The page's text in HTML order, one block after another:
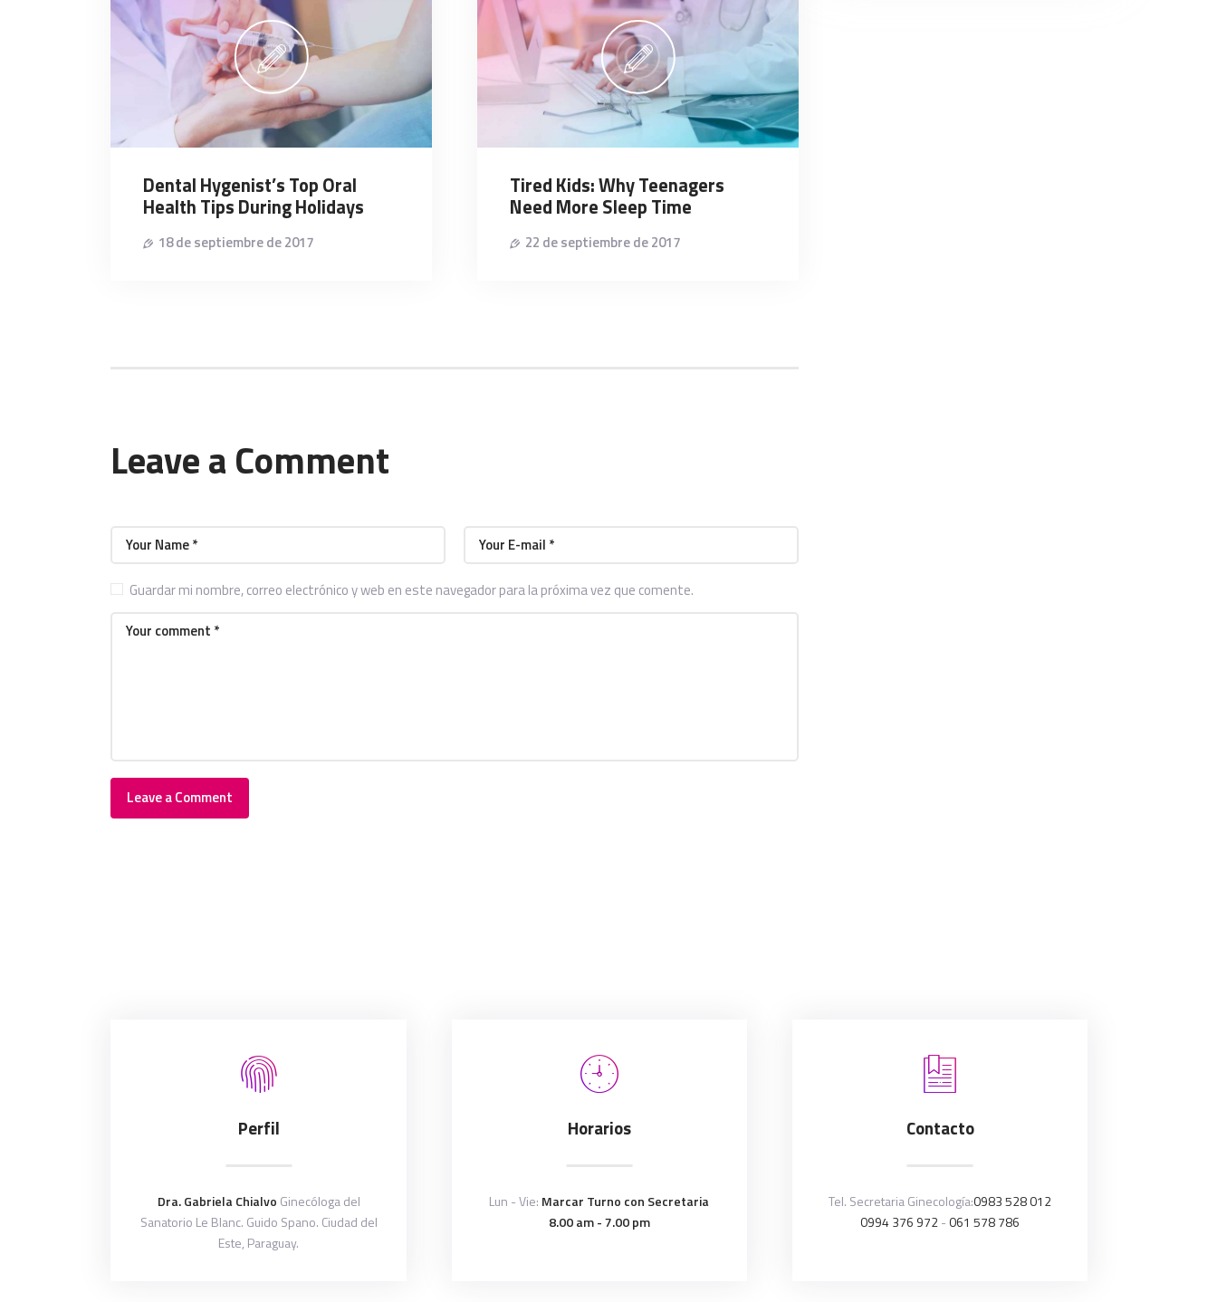
Dental Hygenist’s Top Oral
Health Tips During Holidays
18 de septiembre de 2017
Tired Kids: Why Teenagers
Need More Sleep Time
22 de septiembre de 2017
Leave a Comment
Guardar mi nombre, correo electrónico y web en este navegador para la próxima vez que comente.
Perfil
Dra. Gabriela Chialvo Ginecóloga del
Sanatorio Le Blanc. Guido Spano. Ciudad del
Este, Paraguay.
Horarios
Lun - Vie: Marcar Turno con Secretaria
8.00 am - 7.00 pm
Contacto
Tel. Secretaria Ginecología:0983 528 012
0994 376 972- 061 578 786